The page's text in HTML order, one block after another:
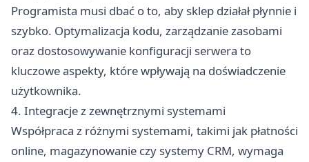
Programista musi dbać o to, aby sklep działał płynnie i
szybko. Optymalizacja kodu, zarządzanie zasobami
oraz dostosowywanie konfiguracji serwera to
kluczowe aspekty, które wpływają na doświadczenie
użytkownika.
4. Integracje z zewnętrznymi systemami
Współpraca z różnymi systemami, takimi jak płatności
online, magazynowanie czy systemy CRM, wymaga